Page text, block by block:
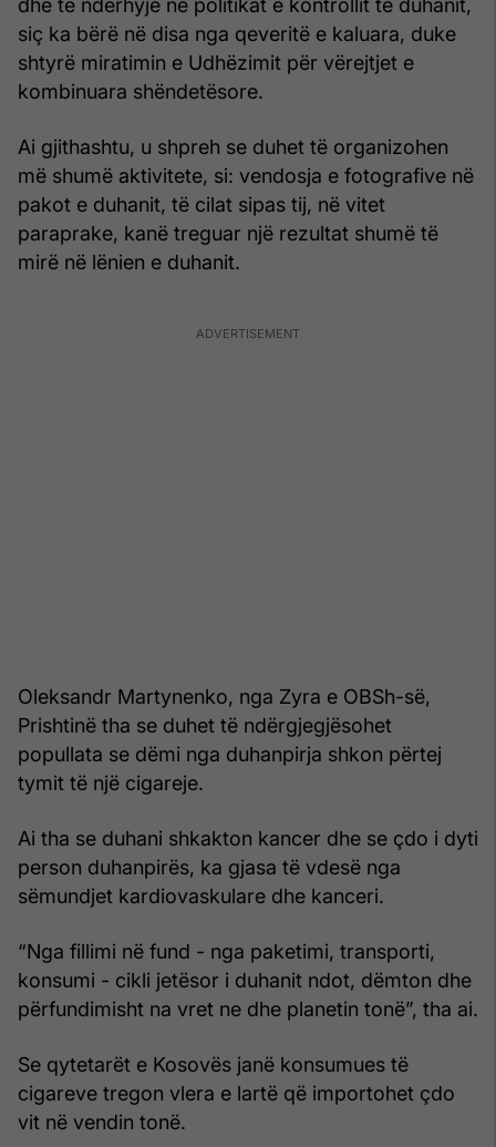
siç ka bërë në disa nga qeveritë e kaluara, duke
shtyrë miratimin e Udhëzimit për vërejtjet e
kombinuara shëndetësore.
Ai gjithashtu, u shpreh se duhet të organizohen
më shumë aktivitete, si: vendosja e fotografive në
pakot e duhanit, të cilat sipas tij, në vitet
paraprake, kanë treguar një rezultat shumë të
mirë në lënien e duhanit.
Oleksandr Martynenko, nga Zyra e OBSh-së,
Prishtinë tha se duhet të ndërgjegjësohet
popullata se dëmi nga duhanpirja shkon përtej
tymit të një cigareje.
Ai tha se duhani shkakton kancer dhe se çdo i dyti
person duhanpirës, ka gjasa të vdesë nga
sëmundjet kardiovaskulare dhe kanceri.
“Nga fillimi në fund - nga paketimi, transporti,
konsumi - cikli jetësor i duhanit ndot, dëmton dhe
përfundimisht na vret ne dhe planetin tonë”, tha ai.
Se qytetarët e Kosovës janë konsumues të
cigareve tregon vlera e lartë që importohet çdo
vit në vendin tonë.